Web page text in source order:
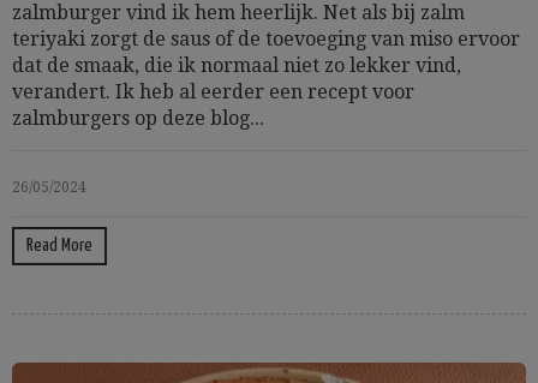
zalmburger vind ik hem heerlijk. Net als bij zalm
teriyaki zorgt de saus of de toevoeging van miso ervoor
dat de smaak, die ik normaal niet zo lekker vind,
verandert. Ik heb al eerder een recept voor
zalmburgers op deze blog...
26/05/2024
Read More